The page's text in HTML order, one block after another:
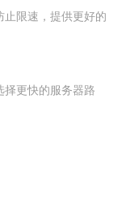
限速，提供更好的
更快的服务器路